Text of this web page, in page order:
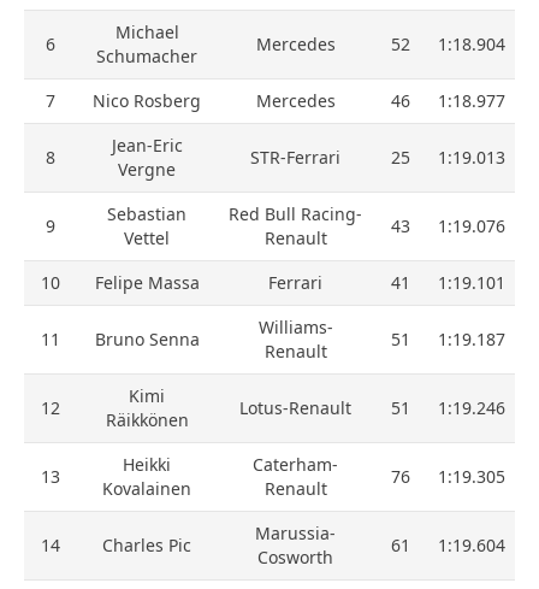
6
Michael
Schumacher
Mercedes 52 1:18.904
7 Nico Rosberg Mercedes 46 1:18.977
8
Jean-Eric
Vergne
STR-Ferrari 25 1:19.013
9
Sebastian
Vettel
Red Bull Racing-
Renault
43 1:19.076
10 Felipe Massa Ferrari 41 1:19.101
11 Bruno Senna
Williams-
Renault
51 1:19.187
12
Kimi
Räikkönen
Lotus-Renault 51 1:19.246
13
Heikki
Kovalainen
Caterham-
Renault
76 1:19.305
14 Charles Pic
Marussia-
Cosworth
61 1:19.604